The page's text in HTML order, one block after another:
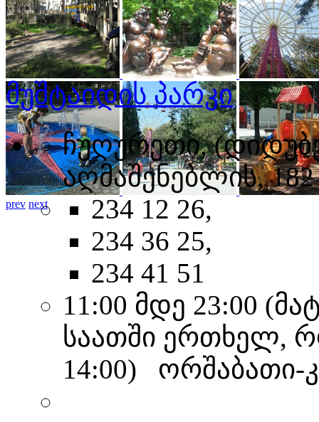
prev next
მუშტაიდის პარკი
ჩუღურეთი,
აღმაშენებლის, 182
234 12 26,
234 36 25,
234 41 51
11:00 მდე 23:00
საათში ერთხელ,
14:00) ორშაბათი-